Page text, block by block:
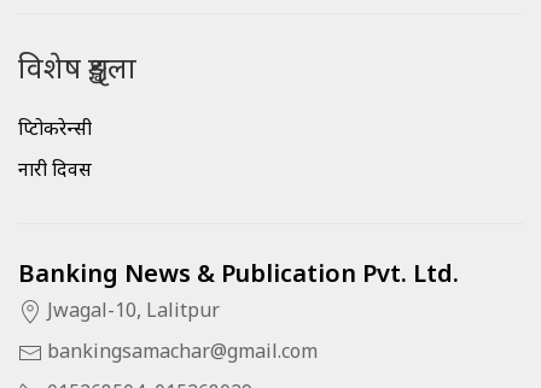
विशेष शृङ्खला
क्रिप्टोकरेन्सी
नारी दिवस
Banking News & Publication Pvt. Ltd.
Jwagal-10, Lalitpur
bankingsamachar@gmail.com